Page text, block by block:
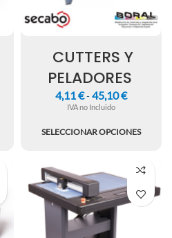
CUTTERS Y
PELADORES
4,11€-45,10€
IVA no Incluido
SELECCIONAR OPCIONES